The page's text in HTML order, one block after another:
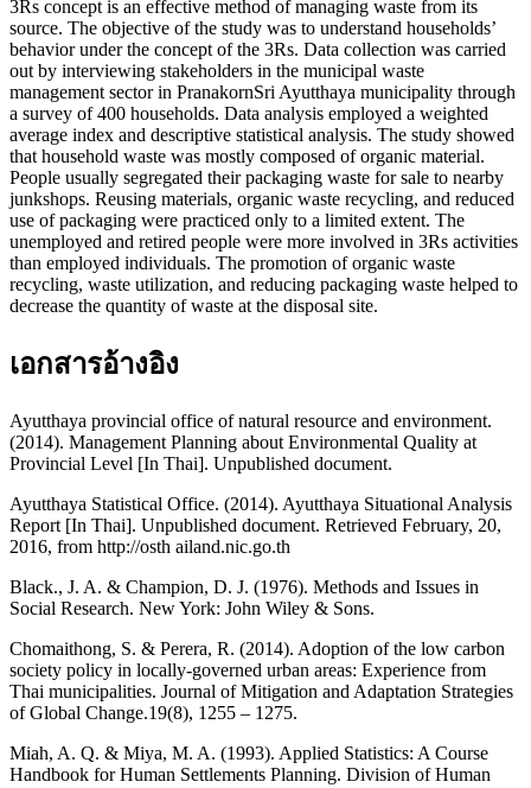
3Rs concept is an effective method of managing waste from its
source. The objective of the study was to understand households’
behavior under the concept of the 3Rs. Data collection was carried
out by interviewing stakeholders in the municipal waste
management sector in PranakornSri Ayutthaya municipality through
a survey of 400 households. Data analysis employed a weighted
average index and descriptive statistical analysis. The study showed
that household waste was mostly composed of organic material.
People usually segregated their packaging waste for sale to nearby
junkshops. Reusing materials, organic waste recycling, and reduced
use of packaging were practiced only to a limited extent. The
unemployed and retired people were more involved in 3Rs activities
than employed individuals. The promotion of organic waste
recycling, waste utilization, and reducing packaging waste helped to
decrease the quantity of waste at the disposal site.
เอกสารอ้างอิง
Ayutthaya provincial office of natural resource and environment.
(2014). Management Planning about Environmental Quality at
Provincial Level [In Thai]. Unpublished document.
Ayutthaya Statistical Office. (2014). Ayutthaya Situational Analysis
Report [In Thai]. Unpublished document. Retrieved February, 20,
2016, from http://osth ailand.nic.go.th
Black., J. A. & Champion, D. J. (1976). Methods and Issues in
Social Research. New York: John Wiley & Sons.
Chomaithong, S. & Perera, R. (2014). Adoption of the low carbon
society policy in locally-governed urban areas: Experience from
Thai municipalities. Journal of Mitigation and Adaptation Strategies
of Global Change.19(8), 1255 – 1275.
Miah, A. Q. & Miya, M. A. (1993). Applied Statistics: A Course
Handbook for Human Settlements Planning. Division of Human